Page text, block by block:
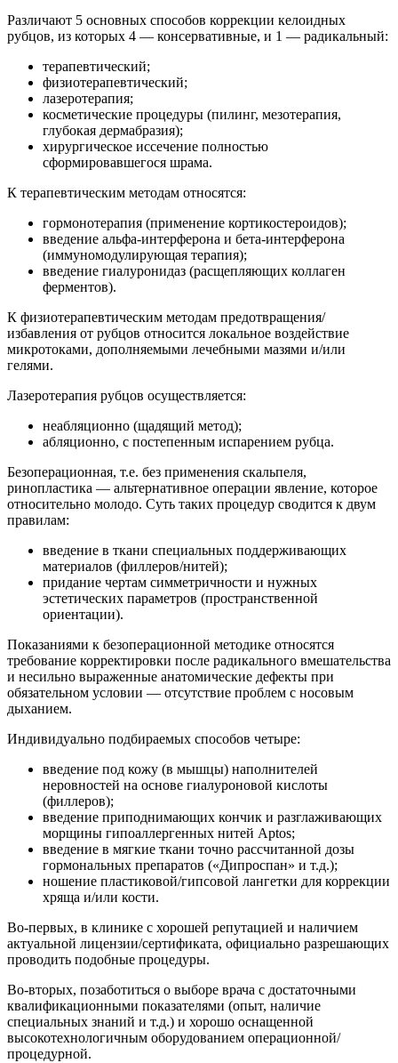
Различают 5 основных способов коррекции келоидных
рубцов, из которых 4 — консервативные, и 1 — радикальный:
терапевтический;
физиотерапевтический;
лазеротерапия;
косметические процедуры (пилинг, мезотерапия,
глубокая дермабразия);
хирургическое иссечение полностью
сформировавшегося шрама.
К терапевтическим методам относятся:
гормонотерапия (применение кортикостероидов);
введение альфа-интерферона и бета-интерферона
(иммуномодулирующая терапия);
введение гиалуронидаз (расщепляющих коллаген
ферментов).
К физиотерапевтическим методам предотвращения/
избавления от рубцов относится локальное воздействие
микротоками, дополняемыми лечебными мазями и/или
гелями.
Лазеротерапия рубцов осуществляется:
неабляционно (щадящий метод);
абляционно, с постепенным испарением рубца.
Безоперационная, т.е. без применения скальпеля,
ринопластика — альтернативное операции явление, которое
относительно молодо. Суть таких процедур сводится к двум
правилам:
введение в ткани специальных поддерживающих
материалов (филлеров/нитей);
придание чертам симметричности и нужных
эстетических параметров (пространственной
ориентации).
Показаниями к безоперационной методике относятся
требование корректировки после радикального вмешательства
и несильно выраженные анатомические дефекты при
обязательном условии — отсутствие проблем с носовым
дыханием.
Индивидуально подбираемых способов четыре:
введение под кожу (в мышцы) наполнителей
неровностей на основе гиалуроновой кислоты
(филлеров);
введение приподнимающих кончик и разглаживающих
морщины гипоаллергенных нитей Aptos;
введение в мягкие ткани точно рассчитанной дозы
гормональных препаратов («Дипроспан» и т.д.);
ношение пластиковой/гипсовой лангетки для коррекции
хряща и/или кости.
Во-первых, в клинике с хорошей репутацией и наличием
актуальной лицензии/сертификата, официально разрешающих
проводить подобные процедуры.
Во-вторых, позаботиться о выборе врача с достаточными
квалификационными показателями (опыт, наличие
специальных знаний и т.д.) и хорошо оснащенной
высокотехнологичным оборудованием операционной/
процедурной.